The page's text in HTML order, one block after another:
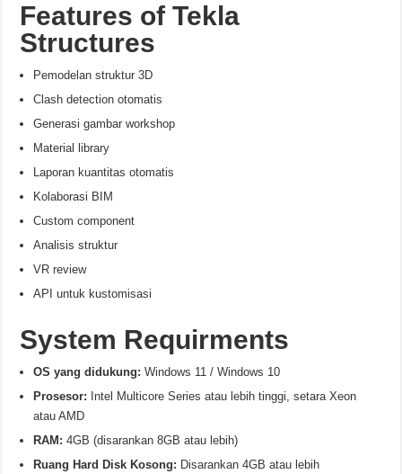
Features of Tekla
Structures
Pemodelan struktur 3D
Clash detection otomatis
Generasi gambar workshop
Material library
Laporan kuantitas otomatis
Kolaborasi BIM
Custom component
Analisis struktur
VR review
API untuk kustomisasi
System Requirments
OS yang didukung: Windows 11 / Windows 10
Prosesor: Intel Multicore Series atau lebih tinggi, setara Xeon
atau AMD
RAM:4GB (disarankan 8GB atau lebih)
Ruang Hard Disk Kosong: Disarankan 4GB atau lebih